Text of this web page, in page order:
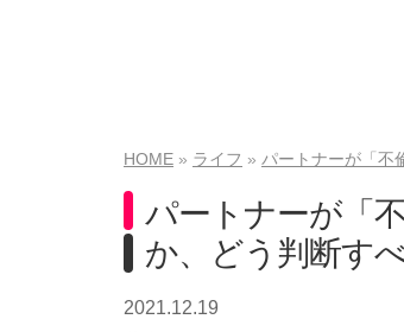
HOME ライフ パートナーが「不
パートナーが「
か、どう判断す
2021.12.19